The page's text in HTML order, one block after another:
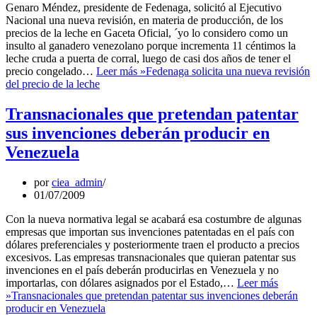
Genaro Méndez, presidente de Fedenaga, solicitó al Ejecutivo
Nacional una nueva revisión, en materia de producción, de los
precios de la leche en Gaceta Oficial, ´yo lo considero como un
insulto al ganadero venezolano porque incrementa 11 céntimos la
leche cruda a puerta de corral, luego de casi dos años de tener el
precio congelado… Leer más »Fedenaga solicita una nueva revisión
del precio de la leche
Transnacionales que pretendan patentar
sus invenciones deberán producir en
Venezuela
porciea_admin
01/07/2009
Con la nueva normativa legal se acabará esa costumbre de algunas
empresas que importan sus invenciones patentadas en el país con
dólares preferenciales y posteriormente traen el producto a precios
excesivos. Las empresas transnacionales que quieran patentar sus
invenciones en el país deberán producirlas en Venezuela y no
importarlas, con dólares asignados por el Estado,… Leer más
»Transnacionales que pretendan patentar sus invenciones deberán
producir en Venezuela